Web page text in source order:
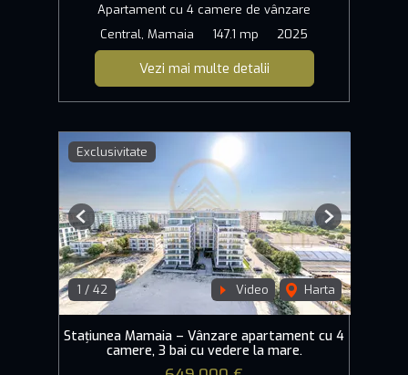
Apartament cu 4 camere de vânzare
Central, Mamaia
147.1 mp 2025
Vezi mai multe detalii
Exclusivitate
1 / 42 Video Harta
Previous Next
Stațiunea Mamaia – Vânzare apartament cu 4
camere, 3 bai cu vedere la mare.